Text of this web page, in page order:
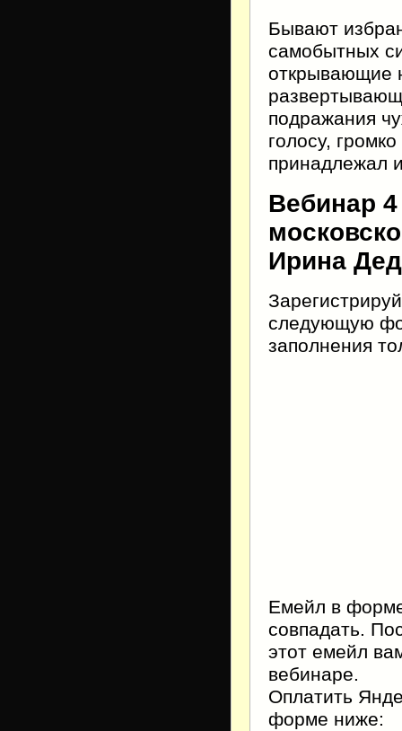
Бывают
самобытных
открывающие
подражания
голосу,
принадлежал
Вебинар 4
Ирина
следующую
заполнения
Емейл в
совпадать.
этот емейл
вебинаре.
Оплатить
форме ниже: